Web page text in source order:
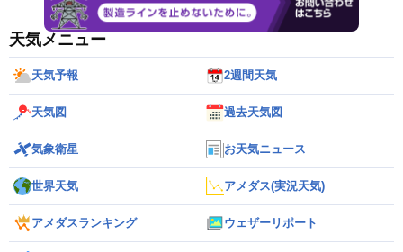
天気メニュー
天気予報 2週間天気
天気図 過去天気図
気象衛星 お天気ニュース
世界天気 アメダス(実況天気)
アメダスランキング ウェザーリポート